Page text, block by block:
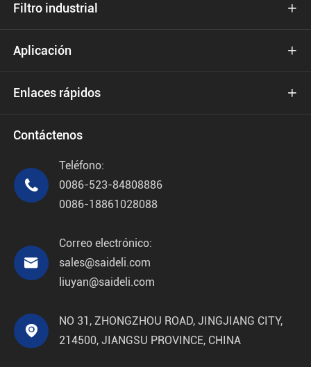
Filtro industrial 
Aplicación 
Enlaces rápidos 
Contáctenos

Teléfono:
0086-523-84808886
0086-18861028088

Correo electrónico:
sales@saideli.com
liuyan@saideli.com

NO 31, ZHONGZHOU ROAD, JINGJIANG CITY,
214500, JIANGSU PROVINCE, CHINA